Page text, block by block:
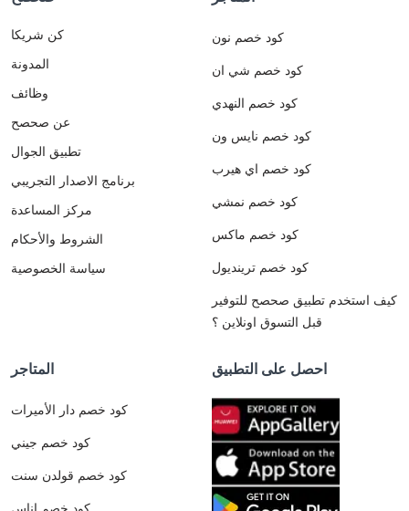
كن شريكا
المدونة
وظائف
عن صحصح
تطبيق الجوال
برنامج الاصدار التجريبي
مركز المساعدة
الشروط والأحكام
سياسة الخصوصية
كود خصم نون
كود خصم شي ان
كود خصم النهدي
كود خصم نايس ون
كود خصم اي هيرب
كود خصم نمشي
كود خصم ماكس
كود خصم ترينديول
كيف استخدم تطبيق صحصح للتوفير
قبل التسوق اونلاين ؟
المتاجر
كود خصم دار الأميرات
كود خصم جيني
كود خصم قولدن سنت
احصل على التطبيق